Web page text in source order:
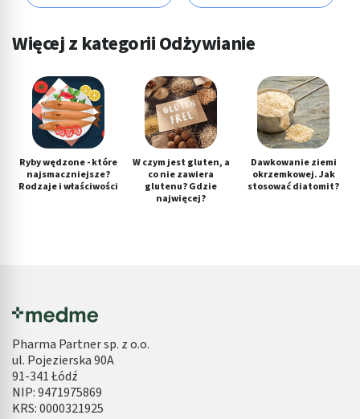
Więcej z kategorii Odżywianie
Ryby wędzone - które
najsmaczniejsze?
Rodzaje i właściwości
W czym jest gluten, a
co nie zawiera
glutenu? Gdzie
najwięcej?
Dawkowanie ziemi
okrzemkowej. Jak
stosować diatomit?
Pharma Partner sp. z o.o.
ul. Pojezierska 90A
91-341 Łódź
NIP: 9471975869
KRS: 0000321925